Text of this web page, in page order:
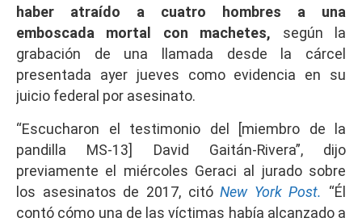
haber atraído a cuatro hombres a una
emboscada mortal con machetes, según la
grabación de una llamada desde la cárcel
presentada ayer jueves como evidencia en su
juicio federal por asesinato.
“Escucharon el testimonio del [miembro de la
pandilla MS-13] David Gaitán-Rivera”, dijo
previamente el miércoles Geraci al jurado sobre
los asesinatos de 2017, citóNew York Post. “Él
contó cómo una de las víctimas había alcanzado a